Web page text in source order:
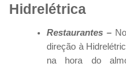
Hidrelétrica
Restaurantes –
direção à
na hora do